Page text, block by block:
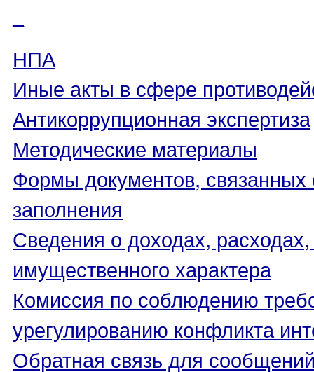
НПА
Иные акты в сфере
Антикоррупционная экспертиза
Методические материалы
Формы документов, связанных
заполнения
Сведения о доходах,
имущественного характера
Комиссия по соблюдению
урегулированию конфликта
Обратная связь для